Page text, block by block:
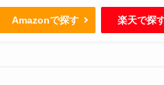
Amazonで探す 楽天で探